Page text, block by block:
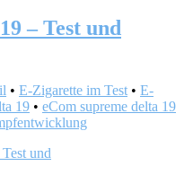
– Test und
• E-Zigarette im Test • E-
19 • eCom supreme delta 19